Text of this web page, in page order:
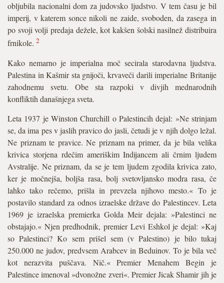
obljubila nacionalni dom za judovsko ljudstvo. V tem času je bil
imperij, v katerem sonce nikoli ne zaide, svoboden, da zasega in
po svoji volji predaja dežele, kot kakšen šolski nasilnež distribuira
frnikole. 2
Kako nemarno je imperialna moč secirala starodavna ljudstva.
Palestina in Kašmir sta gnijoči, krvaveči darili imperialne Britanije
zahodnemu svetu. Obe sta razpoki v divjih mednarodnih
konfliktih današnjega sveta.
Leta 1937 je Winston Churchill o Palestincih dejal: »Ne strinjam
se, da ima pes v jaslih pravico do jasli, četudi je v njih dolgo ležal.
Ne priznam te pravice. Ne priznam na primer, da je bila velika
krivica storjena rdečim ameriškim Indijancem ali črnim ljudem
Avstralije. Ne priznam, da se je tem ljudem zgodila krivica zato,
ker je močnejša, boljša rasa, bolj svetovljansko modra rasa, če
lahko tako rečemo, prišla in prevzela njihovo mesto.« To je
postavilo standard za odnos izraelske države do Palestincev. Leta
1969 je izraelska premierka Golda Meir dejala: »Palestinci ne
obstajajo.« Njen predhodnik, premier Levi Eshkol je dejal: »Kaj
so Palestinci? Ko sem prišel sem (v Palestino) je bilo tukaj
250.000 ne judov, predvsem Arabcev in Beduinov. To je bila več
kot nerazvita puščava. Nič.« Premier Menahem Begin je
Palestince imenoval »dvonožne zveri«. Premier Jicak Shamir jih je